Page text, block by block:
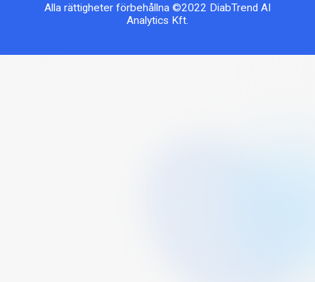
Alla rättigheter förbehållna ©2022 DiabTrend AI
Analytics Kft.